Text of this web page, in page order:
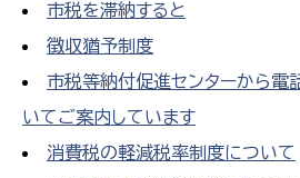
市税を滞納すると
徴収猶予制度
市税等納付促進センターから電
いてご案内しています
消費税の軽減税率制度について